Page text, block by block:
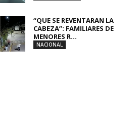
“QUE SE REVENTARAN LA
CABEZA”: FAMILIARES DE
MENORES R...
NACIONAL